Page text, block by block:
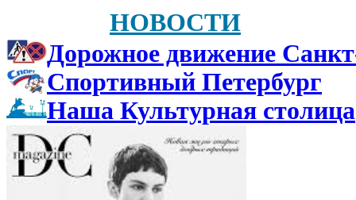
НОВОСТИ
Дорожное движение
Спортивный Петербург
Наша Культурная столица